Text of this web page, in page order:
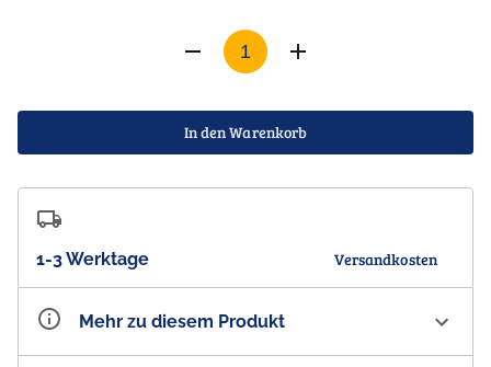
In den Warenkorb
1-3 Werktage Versandkosten
Mehr zu diesem Produkt